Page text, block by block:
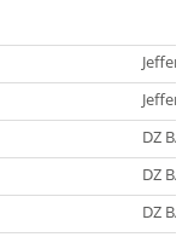
DZ
DZ
DZ